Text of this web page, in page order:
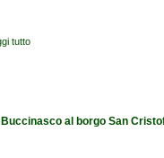
tutto
al borgo San